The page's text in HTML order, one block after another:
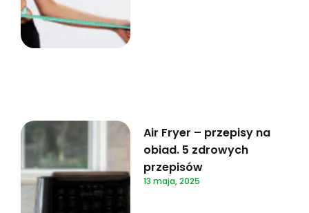
Air Fryer – przepisy na
obiad. 5 zdrowych
przepisów
13 maja, 2025